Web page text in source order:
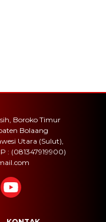
Boroko Timur
Bolaang
Utara (Sulut),
: (081347919900)